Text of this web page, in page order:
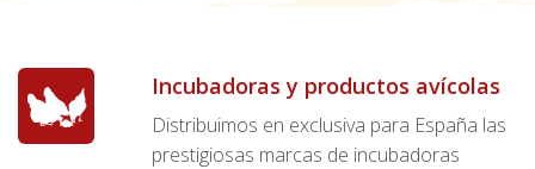
Incubadoras y productos avícolas
Distribuimos en exclusiva para España las
prestigiosas marcas de incubadoras